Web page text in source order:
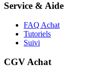
Service & Aide
FAQ Achat
Tutoriels
Suivi
CGV Achat